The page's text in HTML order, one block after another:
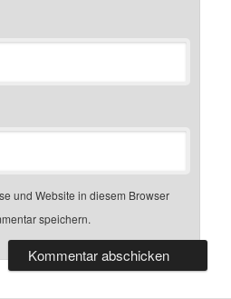
und Website in diesem Browser
speichern.